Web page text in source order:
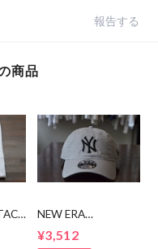
報告する
商品
NEW ERA
¥3,512